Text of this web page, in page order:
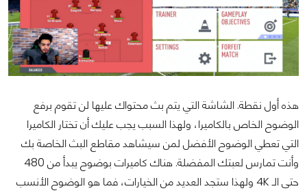
هذه أول نقطة. الشاشة التي يتم بث محتواك عليها لن تقوم برفع
الوضوح الخاص بالكاميرا، ولهذا السبب يجب عليك أن تختار الكاميرا
التي تعطي الوضوح الأفضل لمن سيشاهد مقاطع البث الخاصة بك
وأنت تمارس لعبتك المفضلة. هناك كاميرات بوضوح يبدأ من 480
حتى الـ 4K ولهذا ستجد العديد من الخيارات، فما هو الوضوح الأنسب